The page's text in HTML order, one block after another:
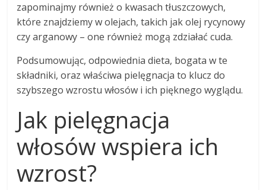
zapominajmy również o kwasach tłuszczowych,
które znajdziemy w olejach, takich jak olej rycynowy
czy arganowy – one również mogą zdziałać cuda.
Podsumowując, odpowiednia dieta, bogata w te
składniki, oraz właściwa pielęgnacja to klucz do
szybszego wzrostu włosów i ich pięknego wyglądu.
Jak pielęgnacja
włosów wspiera ich
wzrost?